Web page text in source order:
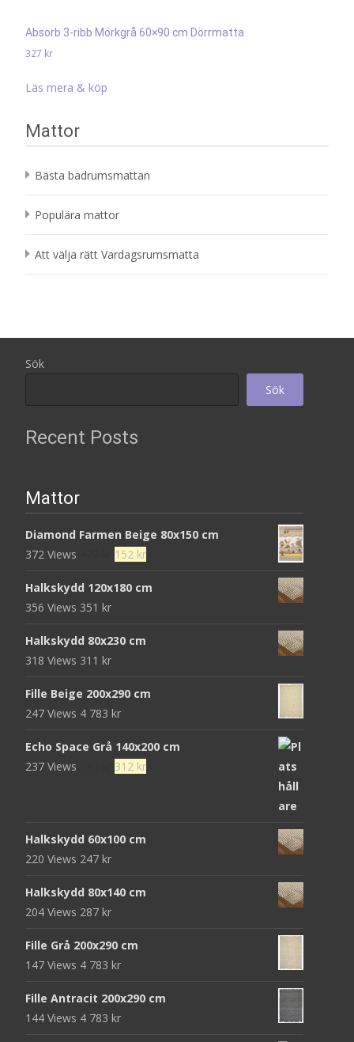
Absorb 3-ribb Mörkgrå 60×90 cm Dörrmatta
327 kr
Läs mera & köp
Mattor
Bästa badrumsmattan
Populära mattor
Att välja rätt Vardagsrumsmatta
Sök
Sök
Recent Posts
Mattor
Diamond Farmen Beige 80x150 cm
372 Views
Det
priset
152 krDet
priset
Halkskydd 120x180 cm
356 Views 351 kr
Halkskydd 80x230 cm
318 Views 311 kr
Fille Beige 200x290 cm
247 Views 4 783 kr
Echo Space Grå 140x200 cm
237 Views
Det
952 kr.
312 krDet
Halkskydd 60x100 cm
220 Views 247 kr
Halkskydd 80x140 cm
204 Views 287 kr
Fille Grå 200x290 cm
147 Views 4 783 kr
Fille Antracit 200x290 cm
144 Views 4 783 kr